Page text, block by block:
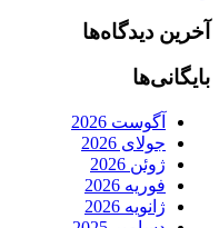
آخرین دیدگاه‌ها
بایگانی‌ها
آگوست 2026
جولای 2026
ژوئن 2026
فوریه 2026
ژانویه 2026